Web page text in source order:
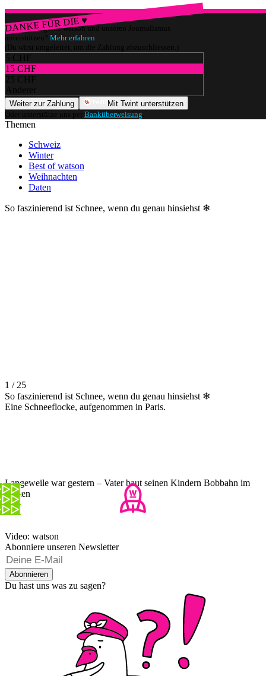
DANKE FÜR DIE ♥
Würdest du gerne watson und unseren Journalismus
unterstützen? Mehr erfahren
(Du wirst umgeleitet, um die Zahlung abzuschliessen.)
5 CHF
15 CHF
25 CHF
Anderer
Weiter zur Zahlung
Mit Twint unterstützen
Oder unterstütze uns per Banküberweisung
Themen
Schweiz
Winter
Best of watson
Weihnachten
Daten
So faszinierend ist Schnee, wenn du genau hinsiehst ❄
1 / 25
So faszinierend ist Schnee, wenn du genau hinsiehst ❄
Eine Schneeflocke, aufgenommen in Paris.
Langeweile war gestern – Vater baut seinen Kindern Bobbahn im
Garten
Video: watson
Abonniere unseren Newsletter
Abonnieren
Du hast uns was zu sagen?